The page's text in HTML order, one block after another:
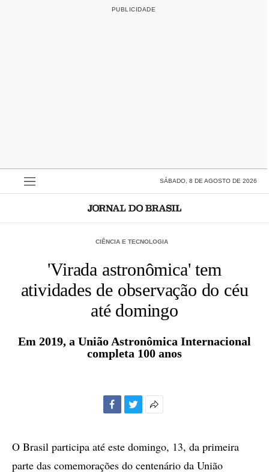
SÁBADO, 8 DE AGOSTO DE 2026
CIÊNCIA E TECNOLOGIA
'Virada astronômica' tem
atividades de observação do céu
até domingo
Em 2019, a União Astronômica Internacional
completa 100 anos
compartilhamento
O Brasil participa até este domingo, 13, da primeira
parte das comemorações do centenário da União